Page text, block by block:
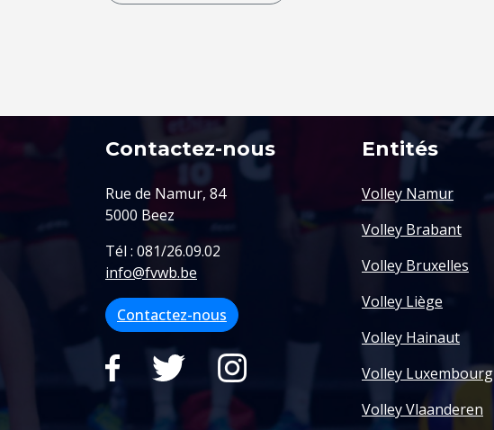
Contactez-nous
Rue de Namur, 84
5000 Beez
Tél : 081/26.09.02
info@fvwb.be
Contactez-nous
Entités
Volley Namur
Volley Brabant
Volley Bruxelles
Volley Liège
Volley Hainaut
Volley Luxembourg
Volley Vlaanderen